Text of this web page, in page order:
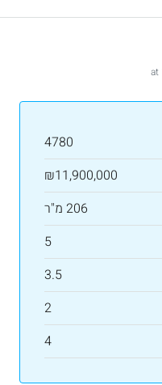
4780
₪11,900,000
206 מ"ר
5
3.5
2
4